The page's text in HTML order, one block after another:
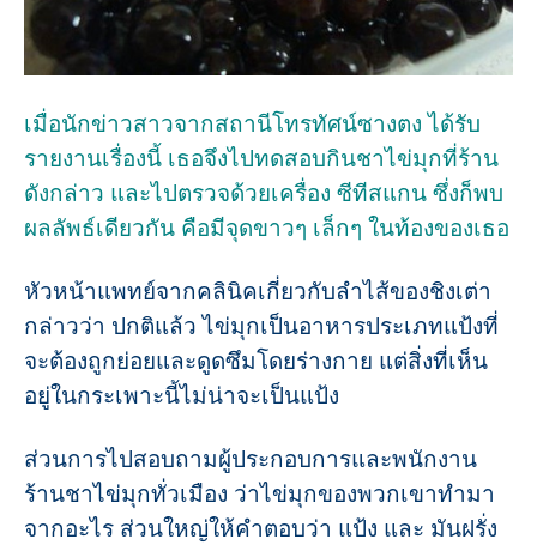
เมื่อนักข่าวสาวจากสถานีโทรทัศน์ซางตง ได้รับ
รายงานเรื่องนี้ เธอจึงไปทดสอบกินชาไข่มุกที่ร้าน
ดังกล่าว และไปตรวจด้วยเครื่อง ซีทีสแกน ซึ่งก็พบ
ผลลัพธ์เดียวกัน คือมีจุดขาวๆ เล็กๆ ในท้องของเธอ
หัวหน้าแพทย์จากคลินิคเกี่ยวกับลำไส้ของชิงเต่า
กล่าวว่า ปกติแล้ว ไข่มุกเป็นอาหารประเภทแป้งที่
จะต้องถูกย่อยและดูดซึมโดยร่างกาย แต่สิ่งที่เห็น
อยู่ในกระเพาะนี้ไม่น่าจะเป็นแป้ง
ส่วนการไปสอบถามผู้ประกอบการและพนักงาน
ร้านชาไข่มุกทั่วเมือง ว่าไข่มุกของพวกเขาทำมา
จากอะไร ส่วนใหญ่ให้คำตอบว่า แป้ง และ มันฝรั่ง